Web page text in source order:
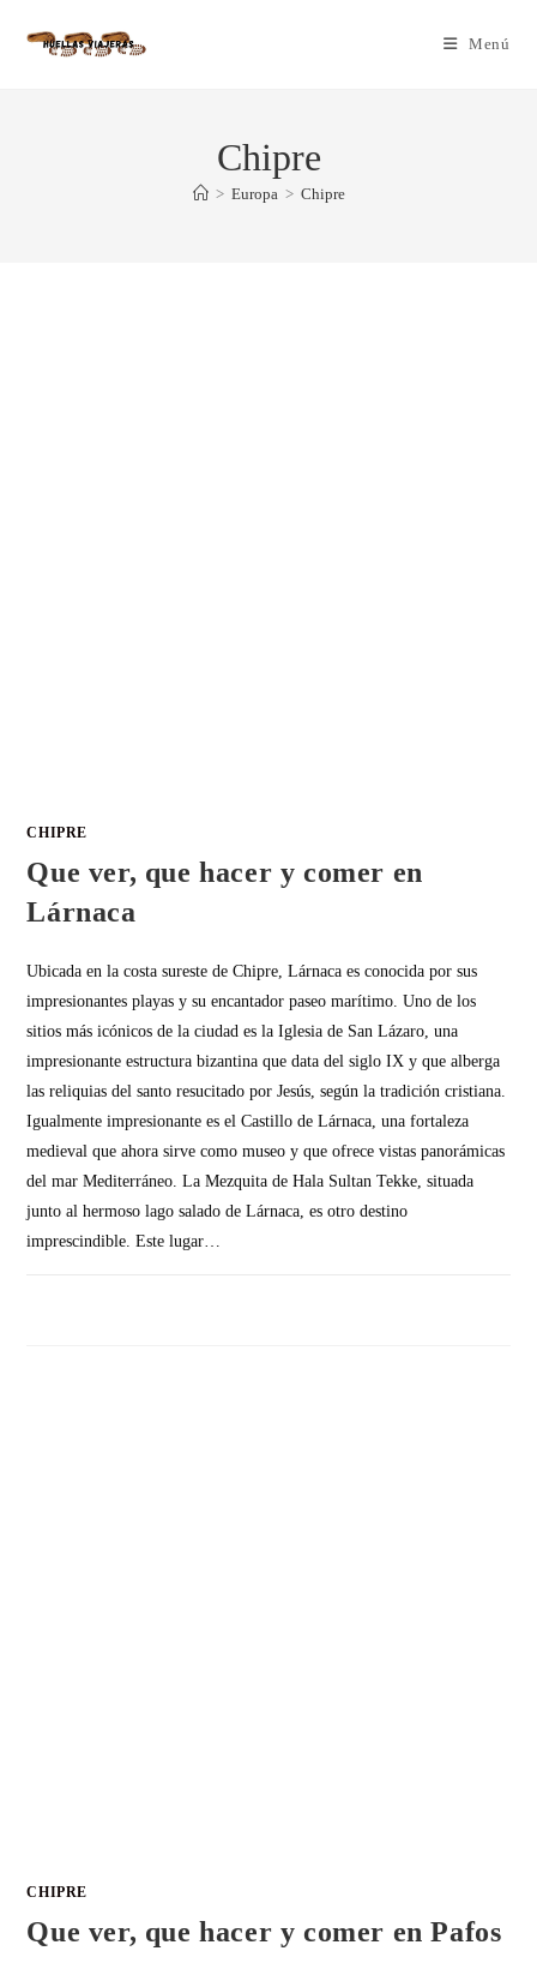
Menú
Chipre
> Europa > Chipre
CHIPRE
Que ver, que hacer y comer en
Lárnaca
Ubicada en la costa sureste de Chipre, Lárnaca es conocida por sus
impresionantes playas y su encantador paseo marítimo. Uno de los
sitios más icónicos de la ciudad es la Iglesia de San Lázaro, una
impresionante estructura bizantina que data del siglo IX y que alberga
las reliquias del santo resucitado por Jesús, según la tradición cristiana.
Igualmente impresionante es el Castillo de Lárnaca, una fortaleza
medieval que ahora sirve como museo y que ofrece vistas panorámicas
del mar Mediterráneo. La Mezquita de Hala Sultan Tekke, situada
junto al hermoso lago salado de Lárnaca, es otro destino
imprescindible. Este lugar…
CHIPRE
Que ver, que hacer y comer en Pafos